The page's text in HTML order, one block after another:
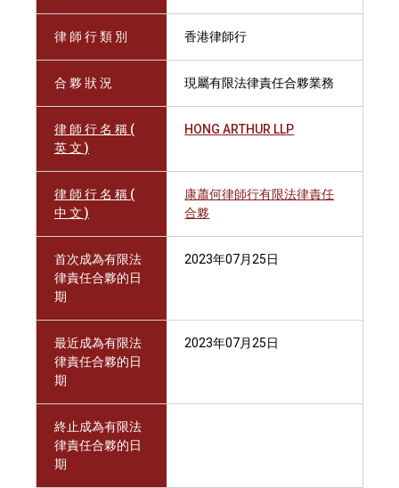
律 師 行 類 別 香港律師行
合 夥 狀 況 現屬有限法律責任合夥業務
律 師 行 名 稱 (
英 文 )
HONG ARTHUR LLP
律 師 行 名 稱 (
中 文 )
康蕭何律師行有限法律責任
合夥
首次成為有限法
律責任合夥的日
期
2023年07月25日
最近成為有限法
律責任合夥的日
期
2023年07月25日
終止成為有限法
律責任合夥的日
期